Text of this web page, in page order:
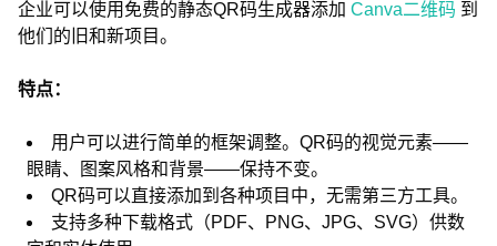
企业可以使用免费的静态QR码生成器添加 Canva二维码 到
他们的旧和新项目。
特点：
用户可以进行简单的框架调整。QR码的视觉元素——
眼睛、图案风格和背景——保持不变。
QR码可以直接添加到各种项目中，无需第三方工具。
支持多种下载格式（PDF、PNG、JPG、SVG）供数